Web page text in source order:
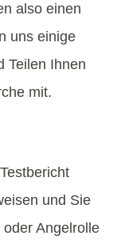
also einen
uns einige
Teilen Ihnen
mit.
und Sie
Angelrolle